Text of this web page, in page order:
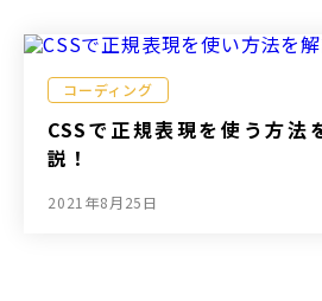
コーディング
CSSで正規表現を使う方法
説！
2021年8月25日